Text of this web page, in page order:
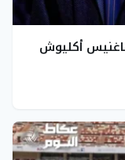
أكليوش